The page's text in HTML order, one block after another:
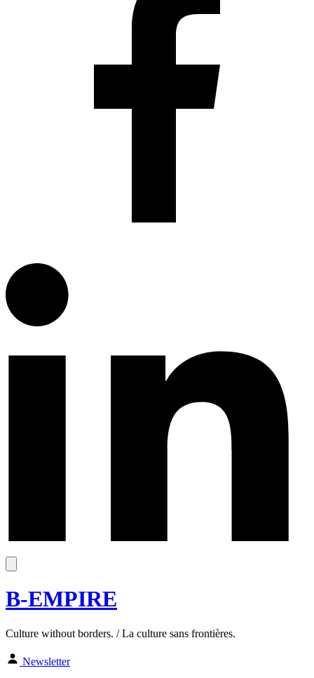
B-EMPIRE
Culture without borders. / La culture sans frontières.
Newsletter